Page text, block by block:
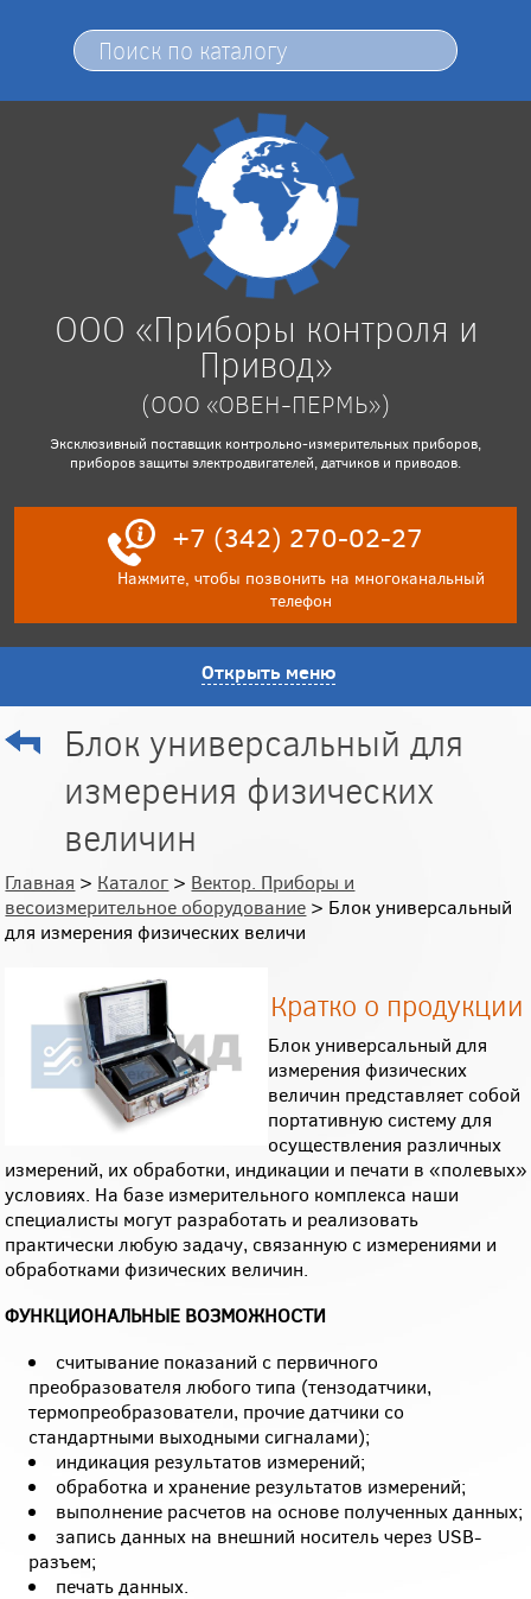
ООО «Приборы контроля и
Привод»
(ООО «ОВЕН-ПЕРМЬ»)
Эксклюзивный поставщик контрольно-измерительных приборов,
приборов защиты электродвигателей, датчиков и приводов.
+7 (342) 270-02-27
Нажмите, чтобы позвонить на многоканальный
телефон
Открыть меню
Блок универсальный для
измерения физических
величин
Главная > Каталог > Вектор. Приборы и
весоизмерительное оборудование > Блок универсальный
для измерения физических величи
Кратко о продукции
Блок универсальный для
измерения физических
величин представляет собой
портативную систему для
осуществления различных
измерений, их обработки, индикации и печати в «полевых»
условиях. На базе измерительного комплекса наши
специалисты могут разработать и реализовать
практически любую задачу, связанную с измерениями и
обработками физических величин.
ФУНКЦИОНАЛЬНЫЕ ВОЗМОЖНОСТИ
считывание показаний с первичного
преобразователя любого типа (тензодатчики,
термопреобразователи, прочие датчики со
стандартными выходными сигналами);
индикация результатов измерений;
обработка и хранение результатов измерений;
выполнение расчетов на основе полученных данных;
запись данных на внешний носитель через USB-
разъем;
печать данных.